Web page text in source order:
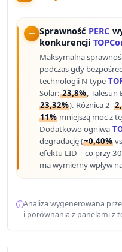
Sprawność PERC
konkurencji
Maksymalna
podczas gdy
technologii N-type
Solar:23,8%, Talesun
23,32%). Różnica 2–
11% mniejszą moc z
Dodatkowo ogniwa
degradację (~0,40%
efektu LID – co przy
ma wymierny wpływ
Analiza wygenerowana
i porównania z panelami z